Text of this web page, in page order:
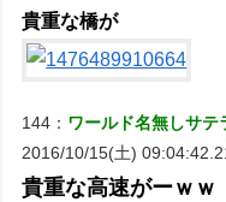
貴重な橋が
144： ワールド名無しサ
2016/10/15(土)
貴重な高速がーｗｗ